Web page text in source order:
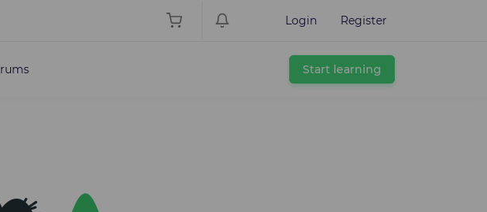
Login Register
Start learning